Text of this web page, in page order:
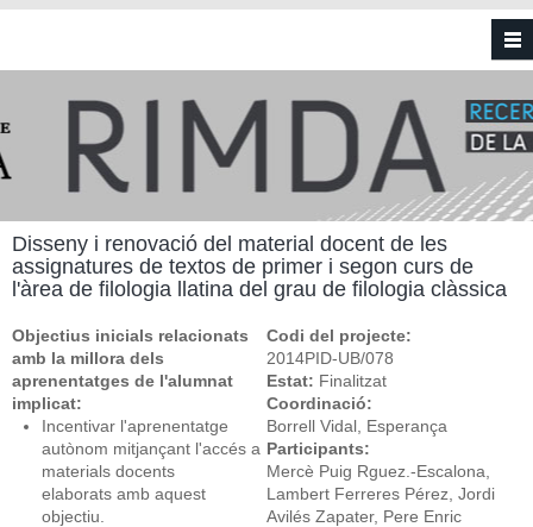
Vés al contingut
Disseny i renovació del material docent de les
assignatures de textos de primer i segon curs de
lʹàrea de filologia llatina del grau de filologia clàssica
Objectius inicials relacionats
amb la millora dels
aprenentatges de l'alumnat
implicat:
Incentivar lʹaprenentatge
autònom mitjançant lʹaccés a
materials docents
elaborats amb aquest
objectiu.
Codi del projecte:
2014PID-UB/078
Estat: Finalitzat
Coordinació:
Borrell Vidal, Esperança
Participants:
Mercè Puig Rguez.-Escalona,
Lambert Ferreres Pérez, Jordi
Avilés Zapater, Pere Enric